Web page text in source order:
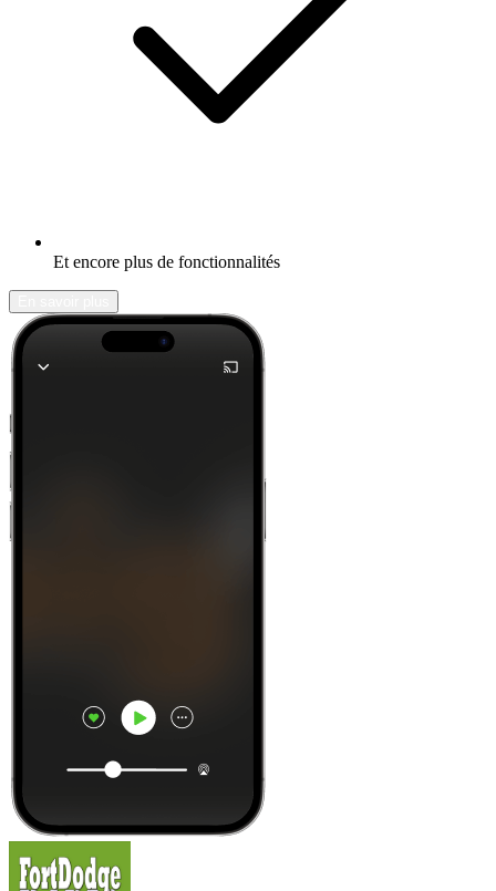
Et encore plus de fonctionnalités